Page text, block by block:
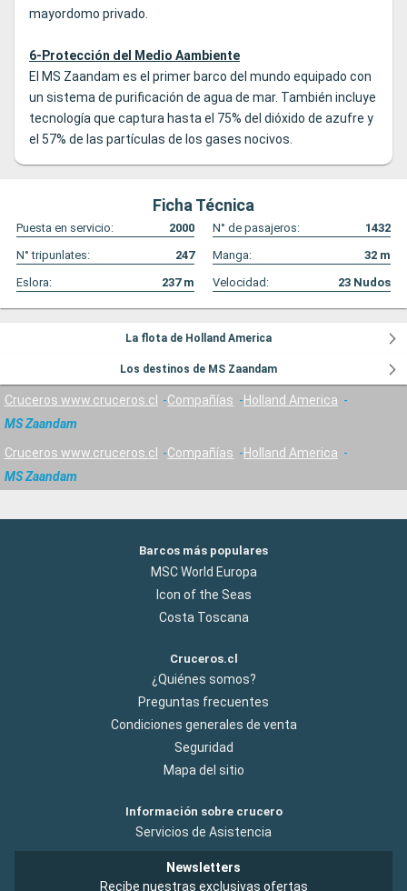
mayordomo privado.
6-Protección del Medio Aambiente
El MS Zaandam es el primer barco del mundo equipado con
un sistema de purificación de agua de mar. También incluye
tecnología que captura hasta el 75% del dióxido de azufre y
el 57% de las partículas de los gases nocivos.
Ficha Técnica
Puesta en servicio: 2000 N° de pasajeros:
1432
N° tripunlates:
247 Manga: 32 m
Eslora:
237m Velocidad: 23 Nudos
La flota de Holland America
Los destinos de MS Zaandam
Cruceros www.cruceros.cl Compañías
Holland America
MS Zaandam
Cruceros www.cruceros.cl Compañías
Holland America
MS Zaandam
Barcos más populares
MSC World Europa
Icon of the Seas
Costa Toscana
Cruceros.cl
¿Quiénes somos?
Preguntas frecuentes
Condiciones generales de venta
Seguridad
Mapa del sitio
Información sobre crucero
Servicios de Asistencia
Newsletters
Recibe nuestras exclusivas ofertas